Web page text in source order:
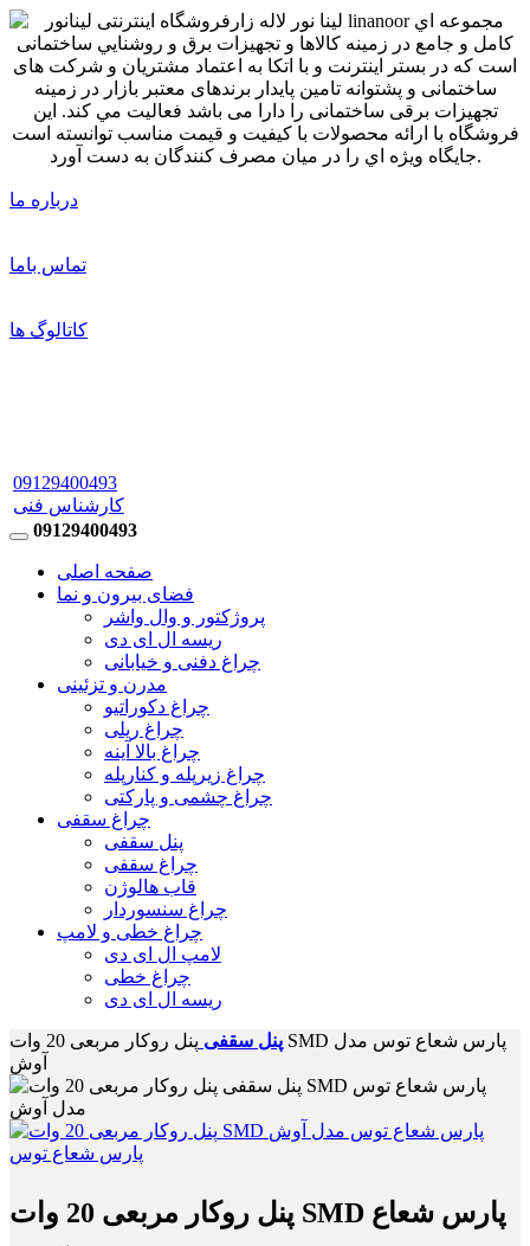
درباره ما
تماس باما
کاتالوگ ها
09129400493
کارشناس فنی
09129400493
صفحه اصلی
فضای بیرون و نما
پروژکتور و وال واشر
ریسه ال ای دی
چراغ دفنی و خیابانی
مدرن و تزئینی
چراغ دکوراتیو
چراغ ریلی
چراغ بالا آینه
چراغ زیرپله و کنارپله
چراغ چشمی و پارکتی
چراغ سقفی
پنل سقفی
چراغ سقفی
قاب هالوژن
چراغ سنسوردار
چراغ خطی و لامپ
لامپ ال ای دی
چراغ خطی
ریسه ال ای دی
پنل سقفی
پنل روکار مربعی 20 وات SMD پارس شعاع توس مدل
آوش
پنل روکار مربعی 20 وات SMD پارس شعاع